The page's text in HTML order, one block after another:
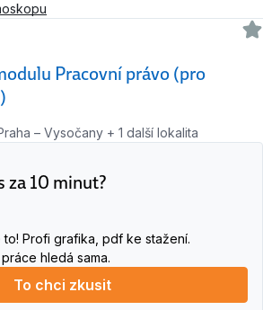
Pracovní právo (pro
– Vysočany + 1 další lokalita
za 10 minut?
to! Profi grafika, pdf ke stažení.
hledá sama.
To chci zkusit